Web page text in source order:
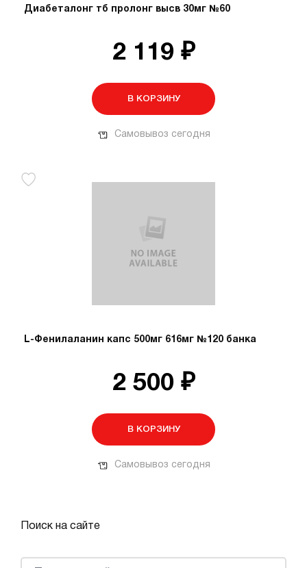
Диабеталонг тб пролонг высв 30мг №60
2 119 ₽
В КОРЗИНУ
Самовывоз сегодня
L-Фенилаланин капс 500мг 616мг №120 банка
2 500 ₽
В КОРЗИНУ
Самовывоз сегодня
Поиск на сайте